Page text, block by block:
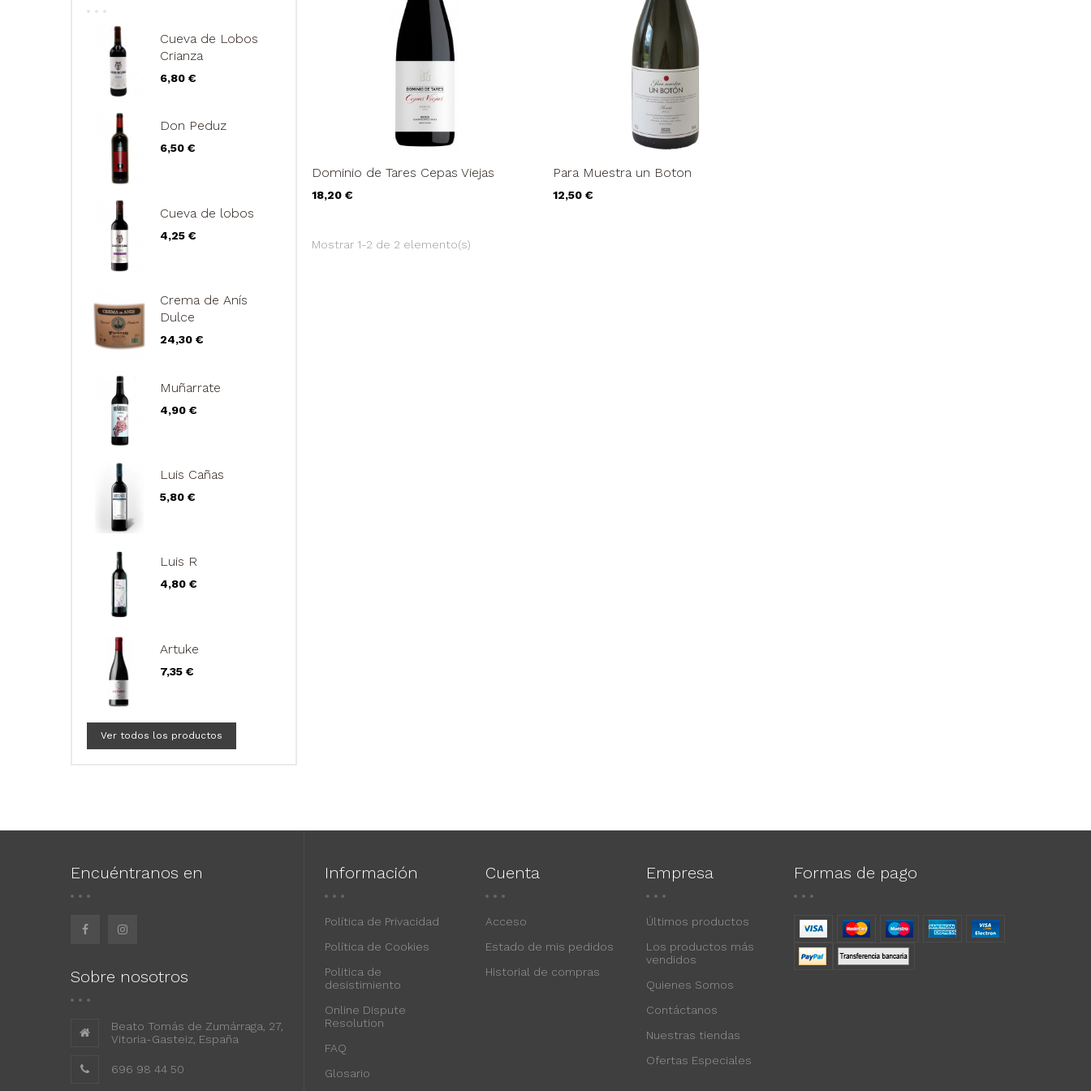
Cueva de Lobos
Crianza
Precio
6,80 €
Don Peduz
Precio
6,50 €
Cueva de lobos
Precio
4,25 €
Crema de Anís
Dulce
Precio
24,30 €
Muñarrate
Precio
4,90 €
Luis Cañas
Precio
5,80 €
Luis R
Precio
4,80 €
Artuke
Precio
7,35 €
Ver todos los productos
Dominio de Tares Cepas Viejas
Precio
18,20 €
Para Muestra un Boton
Precio
12,50 €
Mostrar 1-2 de 2 elemento(s)
Encuéntranos en
Sobre nosotros
Beato Tomás de Zumárraga, 27,
Vitoria-Gasteiz, España
696 98 44 50
Información
Política de Privacidad
Política de Cookies
Politica de
desistimiento
Online Dispute
Resolution
FAQ
Glosario
Cuenta
Acceso
Estado de mis pedidos
Historial de compras
Empresa
Últimos productos
Los productos más
vendidos
Quienes Somos
Contáctanos
Nuestras tiendas
Ofertas Especiales
Formas de pago